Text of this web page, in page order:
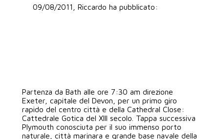
09/08/2011, Riccardo ha pubblicato:
Partenza da Bath alle ore 7:30 am direzione
Exeter, capitale del Devon, per un primo giro
rapido del centro città e della Cathedral Close:
Cattedrale Gotica del XIII secolo. Tappa successiva
Plymouth conosciuta per il suo immenso porto
naturale, città marinara e grande base navale della